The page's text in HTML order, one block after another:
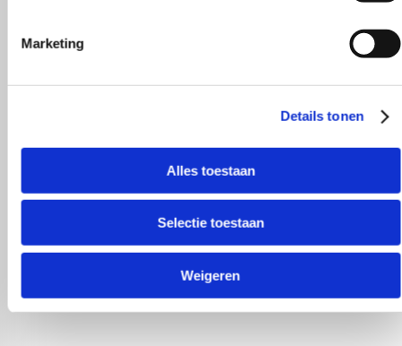
Marketing
Details tonen
Alles toestaan
Selectie toestaan
Weigeren